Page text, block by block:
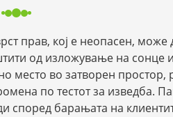
прав, кој е неопасен, може
од изложување на сонце
место во затворен простор,
по тестот за изведба.
според барањата на